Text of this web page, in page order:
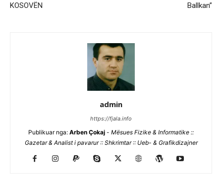
KOSOVËN
Ballkan”
admin
https://fjala.info
Publikuar nga: Arben Çokaj - Mësues Fizike & Informatike ::
Gazetar & Analist i pavarur :: Shkrimtar :: Ueb- & Grafikdizajner